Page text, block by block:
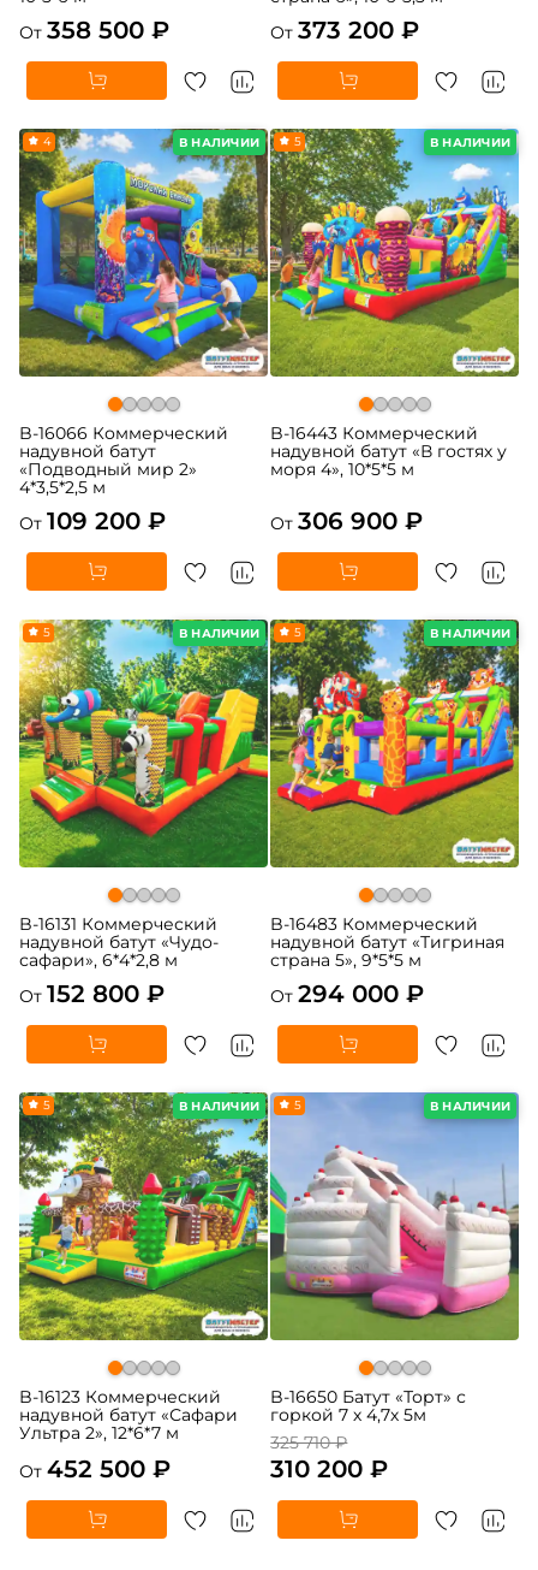
От 358 500 ₽
От 373 200 ₽
В НАЛИЧИИ
4
B-16066 Коммерческий
надувной батут
«Подводный мир 2»
4*3,5*2,5 м
От 109 200 ₽
В НАЛИЧИИ
5
B-16443 Коммерческий
надувной батут «В гостях у
моря 4», 10*5*5 м
От 306 900 ₽
В НАЛИЧИИ
5
B-16131 Коммерческий
надувной батут «Чудо-
сафари», 6*4*2,8 м
От 152 800 ₽
В НАЛИЧИИ
5
B-16483 Коммерческий
надувной батут «Тигриная
страна 5», 9*5*5 м
От 294 000 ₽
В НАЛИЧИИ
5
B-16123 Коммерческий
надувной батут «Сафари
Ультра 2», 12*6*7 м
От 452 500 ₽
В НАЛИЧИИ
5
B-16650 Батут «Торт» с
горкой 7 х 4,7х 5м
325 710 ₽
310 200 ₽